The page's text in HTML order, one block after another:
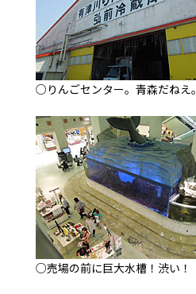
○りんごセンター。青森だねえ。
○売場の前に巨大水槽！渋い！